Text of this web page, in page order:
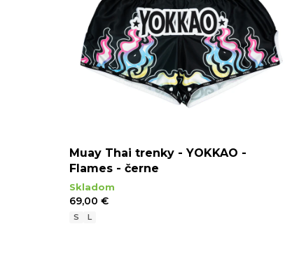
Muay Thai trenky - YOKKAO -
Flames - černe
Skladom
69,00 €
S L